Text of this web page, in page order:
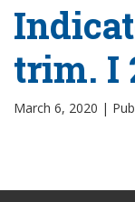
trim. I
March 6, 2020 |